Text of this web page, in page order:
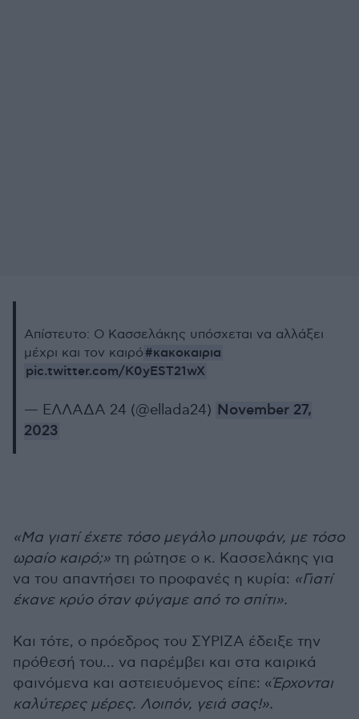
Απίστευτο: Ο Κασσελάκης υπόσχεται να αλλάξει
μέχρι και τον καιρό #κακοκαιρια
pic.twitter.com/K0yEST21wX
— ΕΛΛΑΔΑ 24 (@ellada24) November 27,
2023
«Μα γιατί έχετε τόσο μεγάλο μπουφάν, με τόσο
ωραίο καιρό;» τη ρώτησε ο κ. Κασσελάκης για
να του απαντήσει το προφανές η κυρία: «Γιατί
έκανε κρύο όταν φύγαμε από το σπίτι».
Και τότε, ο πρόεδρος του ΣΥΡΙΖΑ έδειξε την
πρόθεσή του... να παρέμβει και στα καιρικά
φαινόμενα και αστειευόμενος είπε: «Έρχονται
καλύτερες μέρες. Λοιπόν, γειά σας!».